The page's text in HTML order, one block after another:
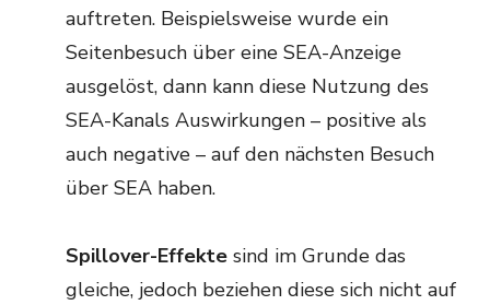
auftreten. Beispielsweise wurde ein
Seitenbesuch über eine SEA-Anzeige
ausgelöst, dann kann diese Nutzung des
SEA-Kanals Auswirkungen – positive als
auch negative – auf den nächsten Besuch
über SEA haben.
Spillover-Effekte sind im Grunde das
gleiche, jedoch beziehen diese sich nicht auf